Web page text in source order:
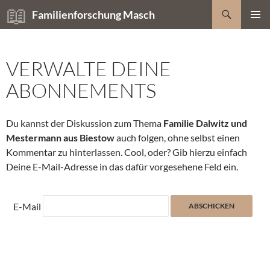
Zum
Inhalt
Familienforschung Masch
Suchen
VERWALTE DEINE
ABONNEMENTS
Du kannst der Diskussion zum Thema Familie Dalwitz und
Mestermann aus Biestowauch folgen, ohne selbst einen
Kommentar zu hinterlassen. Cool, oder? Gib hierzu einfach
Deine E-Mail-Adresse in das dafür vorgesehene Feld ein.
E-Mail